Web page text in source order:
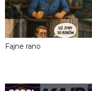
Fajne rano